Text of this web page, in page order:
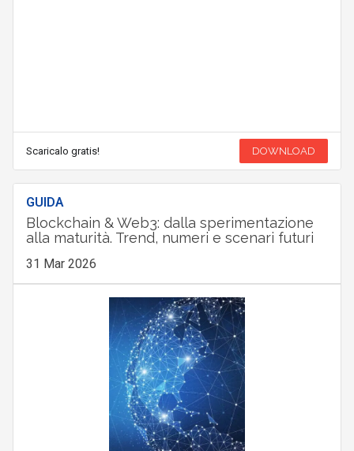
Scaricalo gratis! DOWNLOAD
GUIDA
Blockchain & Web3: dalla sperimentazione
alla maturità. Trend, numeri e scenari futuri
31 Mar 2026